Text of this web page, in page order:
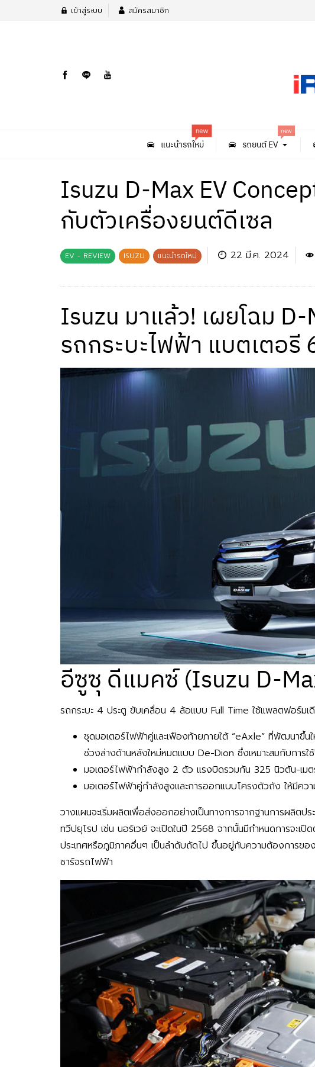
เข้าสู่ระบบ สมัครสมาชิก
แนะนำรถใหม่
new
รถยนต์ EV
new
Isuzu D-Max EV
กับตัวเครื่องยนต์ดีเซล
EV - REVIEW ISUZU แนะนำรถใหม่ 22 มี.ค. 2024
Isuzu มาแล้ว! เผยโฉม D-
รถกระบะไฟฟ้า แบตเตอรี
อีซูซุ ดีแมคซ์ (Isuzu D-
รถกระบะ 4 ประตู ขับเคลื่อน 4 ล้อแบบ Full Time ใช้แพลตฟอร์ม
ชุดมอเตอร์ไฟฟ้าคู่และเฟืองท้ายภายใต้ “eAxle” ที่พัฒนาขึ้น
ช่วงล่างด้านหลังใหม่หมดแบบ De-Dion ซึ่งเหมาะสมกับการ
มอเตอร์ไฟฟ้ากำลังสูง 2 ตัว แรงบิดรวมกัน 325 นิวตัน-เมต
มอเตอร์ไฟฟ้าคู่กำลังสูงและการออกแบบโครงตัวถัง ให้มีควา
วางแผนจะเริ่มผลิตเพื่อส่งออกอย่างเป็นทางการจากฐานการผลิตป
ทวีปยุโรป เช่น นอร์เวย์ จะเปิดในปี 2568 จากนั้นมีกำหนดการจะเ
ประเทศหรือภูมิภาคอื่นๆ เป็นลำดับถัดไป ขึ้นอยู่กับความต้องการข
ชาร์จรถไฟฟ้า